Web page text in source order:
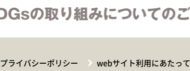
プライバシーポリシー webサイト利用にあたって